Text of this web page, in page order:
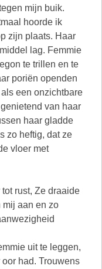
mijn buik.
hoorde ik
zijn plaats. Haar
lag. Femmie
te trillen en te
poriën openden
een onzichtbare
van haar
haar gladde
zo heftig, dat ze
vloer met
rust, Ze draaide
mij aan en zo
uit te leggen,
had. Trouwens